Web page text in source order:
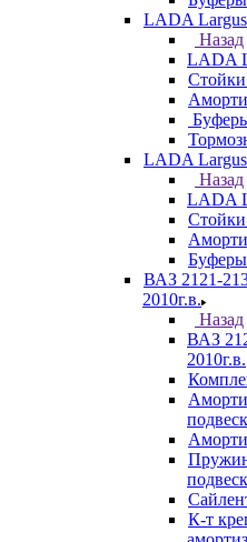
LADA Largus
Назад
LADA
Стойки
LADA
Назад
LADA
Стойки
Буферы
ВАЗ 2121-
2010г.в.
Назад
ВАЗ
2010г.в.
К-т